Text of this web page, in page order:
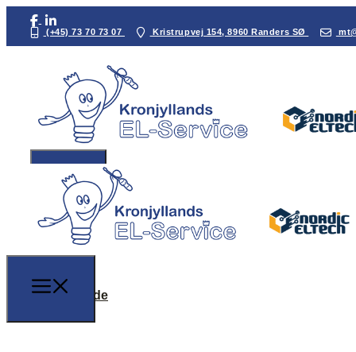
(+45) 73 70 73 07 Kristrupvej 154, 8960 Randers SØ
Forside